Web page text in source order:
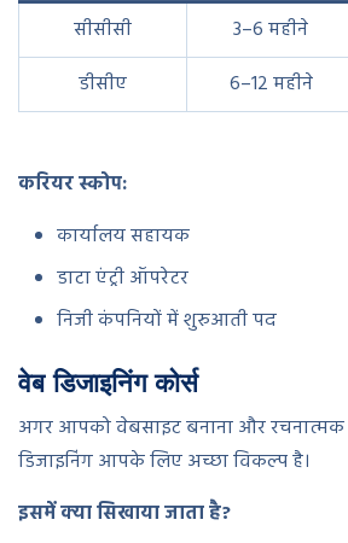
सीसीसी
3–6 महीने
डीसीए
6–12 महीने
करियर स्कोप:
कार्यालय सहायक
डाटा एंट्री ऑपरेटर
निजी कंपनियों में शुरुआती पद
वेब डिजाइनिंग कोर्स
अगर आपको वेबसाइट बनाना और
डिजाइनिंग आपके लिए अच्छा विकल्प है।
इसमें क्या सिखाया जाता है?